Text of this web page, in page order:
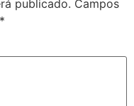
publicado. Campos
*